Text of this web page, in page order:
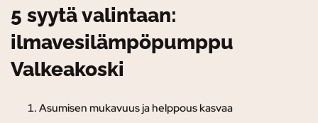
5 syytä valintaan:
ilmavesilämpöpumppu
Valkeakoski
Asumisen mukavuus ja helppous kasvaa